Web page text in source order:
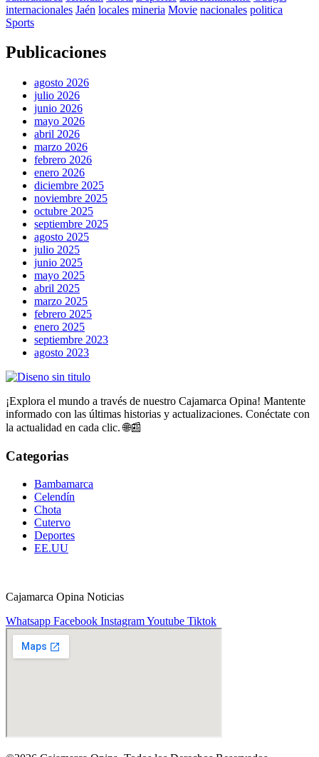
internacionales Jaén locales mineria Movie nacionales politica
Sports
Publicaciones
agosto 2026
julio 2026
junio 2026
mayo 2026
abril 2026
marzo 2026
febrero 2026
enero 2026
diciembre 2025
noviembre 2025
octubre 2025
septiembre 2025
agosto 2025
julio 2025
junio 2025
mayo 2025
abril 2025
marzo 2025
febrero 2025
enero 2025
septiembre 2023
agosto 2023
¡Explora el mundo a través de nuestro Cajamarca Opina! Mantente
informado con las últimas historias y actualizaciones. Conéctate con
la actualidad en cada clic. 🌐📰
Categorias
Bambamarca
Celendín
Chota
Cutervo
Deportes
EE.UU
Cajamarca Opina Noticias
Whatsapp Facebook InstagramYoutube Tiktok